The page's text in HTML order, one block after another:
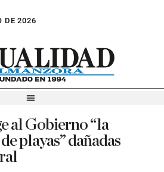
DE 2026
al Gobierno “la
playas” dañadas